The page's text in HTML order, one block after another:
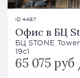
ID 4487
Офис в БЦ
БЦ STONE
19с1
65 075